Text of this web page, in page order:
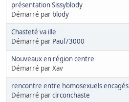
présentation Sissyblody
Démarré par blody
Chasteté va ille
Démarré par Paul73000
Nouveaux en région centre
Démarré par Xav
rencontre entre homosexuels encagés
Démarré parcirconchaste